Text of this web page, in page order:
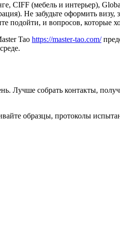
CIFF (мебель и интерьер),
Не забудьте оформить визу,
подойти, и вопросов, которые
Tao https://master-tao.com/
Лучше собрать контакты,
образцы, протоколы